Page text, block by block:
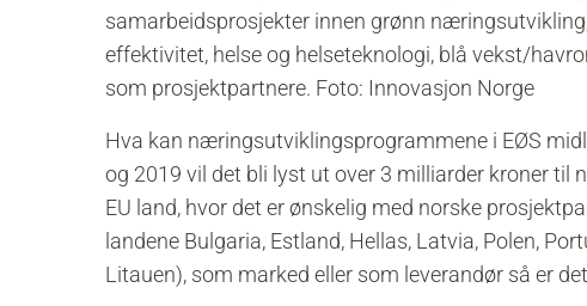
samarbeidsprosjekter innen grønn
effektivitet, helse og helseteknologi, blå vekst/
som prosjektpartnere. Foto: Innovasjon Norge
Hva kan næringsutviklingsprogrammene i EØS
og 2019 vil det bli lyst ut over 3 milliarder kroner
EU land, hvor det er ønskelig med norske
landene Bulgaria, Estland, Hellas, Latvia, Polen,
Litauen), som marked eller som leverandør så er